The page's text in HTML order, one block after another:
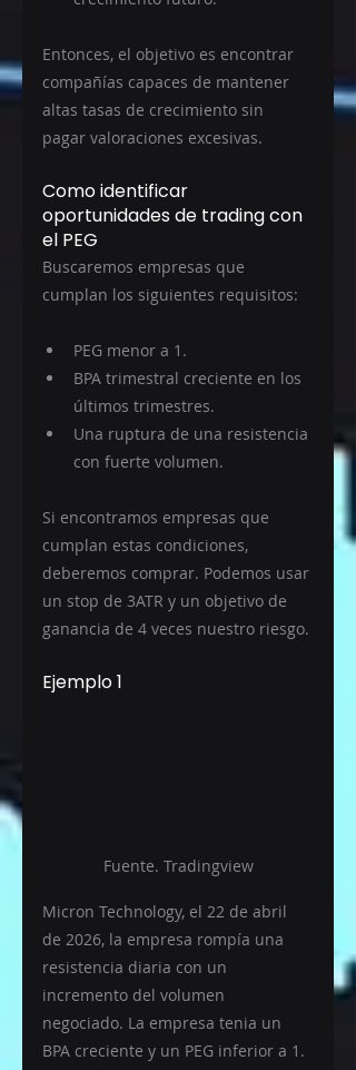
Entonces, el objetivo es encontrar
compañías capaces de mantener
altas tasas de crecimiento sin
pagar valoraciones excesivas.
Como identificar
oportunidades de trading con
el PEG
Buscaremos empresas que
cumplan los siguientes requisitos:
PEG menor a 1.
BPA trimestral creciente en los
últimos trimestres.
Una ruptura de una resistencia
con fuerte volumen.
Si encontramos empresas que
cumplan estas condiciones,
deberemos comprar. Podemos usar
un stop de 3ATR y un objetivo de
ganancia de 4 veces nuestro riesgo.
Ejemplo 1
Fuente. Tradingview
Micron Technology, el 22 de abril
de 2026, la empresa rompía una
resistencia diaria con un
incremento del volumen
negociado. La empresa tenia un
BPA creciente y un PEG inferior a 1.